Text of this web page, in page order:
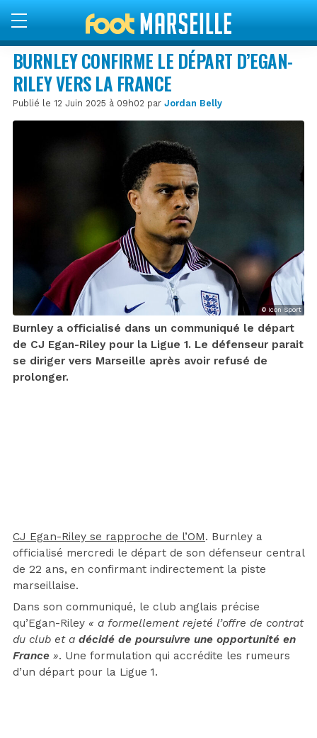
BURNLEY CONFIRME LE DÉPART D’EGAN-
RILEY VERS LA FRANCE
Publié le 12 Juin 2025 à 09h02 par Jordan Belly
© Icon Sport
Burnley a officialisé dans un communiqué le départ
de CJ Egan-Riley pour la Ligue 1. Le défenseur parait
se diriger vers Marseille après avoir refusé de
prolonger.
CJ Egan-Riley se rapproche de l’OM. Burnley a
officialisé mercredi le départ de son défenseur central
de 22 ans, en confirmant indirectement la piste
marseillaise.
Dans son communiqué, le club anglais précise
qu’Egan-Riley « a formellement rejeté l’offre de contrat
du club et a décidé de poursuivre une opportunité en
France ». Une formulation qui accrédite les rumeurs
d’un départ pour la Ligue 1.